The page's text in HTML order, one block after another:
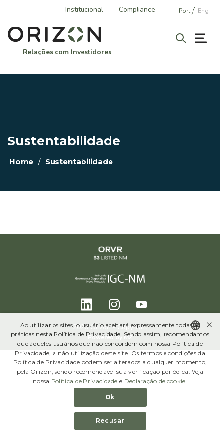
Relações com Investidores
Institucional Compliance Port Eng
A ORIZON
Áreas de Atuação
Vantagens Competitivas
Relatório Anual de Sustentabilidade
Pacto Global
INFORMAÇÕES FINANCEIRAS
Central de Resultados
Sustentabilidade
Home / Sustentabilidade
2020 Orizon - Copyright
Powered by MZ
PORTUGUESE
×
Ao utilizar os sites, o usuário aceitará expressamente todas as
práticas nesta Política de Privacidade. Sendo assim, recomendamos
que àqueles usuários que não concordem com nossa Política de
Privacidade, a não utilização deste site. Os termos e condições da
Política de Privacidade podem ser alterados a qualquer momento,
pela Orizon, sendo recomendável sua verificação periódica. Veja
nossa Política de Privacidade e Declaração de cookie.
Ok
Recusar